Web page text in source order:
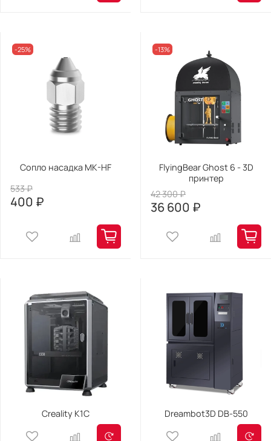
-25%
Сопло насадка MK-HF
533 ₽
400 ₽
-13%
FlyingBear Ghost 6 - 3D
принтер
42 300 ₽
36 600 ₽
Creality K1C Dreambot3D DB-550